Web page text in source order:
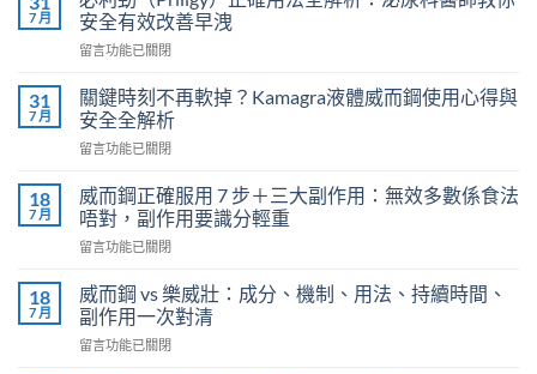
7 月
安全有效改善早洩
在
利
勁
（Priligy）
正
用
法
全
解
泌
尿
醫
留言功能已關閉
31
7 月
關鍵時刻不再軟掉？Kamagra液體威而鋼使用心得與
安全全解析
在
鍵
時
刻
不
軟
掉？
Kamagra
液
留言功能已關閉
18
7 月
威而鋼正確服用 7 步＋三大副作用：無效多數係食法
唔對，副作用要識分輕重
在
而
鋼
正
確
留言功能已關閉
18
7 月
威而鋼 vs 樂威壯：成分、機制、用法、持續時間、
副作用一次對清
在
留言功能已關閉